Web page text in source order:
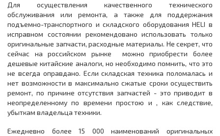
Для осуществления качественного технического
обслуживания или ремонта, а также для поддержания
подъемно-транспортного и складского оборудования HELI в
исправном состоянии рекомендовано использовать только
оригинальные запчасти, расходные материалы. Не секрет, что
сейчас на российском рынке можно приобрести более
дешевые китайские аналоги, но необходимо помнить, что это
не всегда оправдано. Если складская техника поломалась и
нет возможности в максимально сжатые сроки осуществить
ремонт, по причине отсутствия запчастей - это приводит в
неопределенному по времени простою и , как следствие,
убыткам владельца техники.
Ежедневно более 15 000 наименований оригинальных